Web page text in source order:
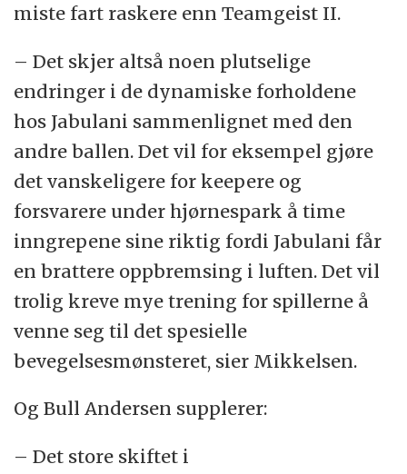
miste fart raskere enn Teamgeist II.
– Det skjer altså noen plutselige
endringer i de dynamiske forholdene
hos Jabulani sammenlignet med den
andre ballen. Det vil for eksempel gjøre
det vanskeligere for keepere og
forsvarere under hjørnespark å time
inngrepene sine riktig fordi Jabulani får
en brattere oppbremsing i luften. Det vil
trolig kreve mye trening for spillerne å
venne seg til det spesielle
bevegelsesmønsteret, sier Mikkelsen.
Og Bull Andersen supplerer:
– Det store skiftet i